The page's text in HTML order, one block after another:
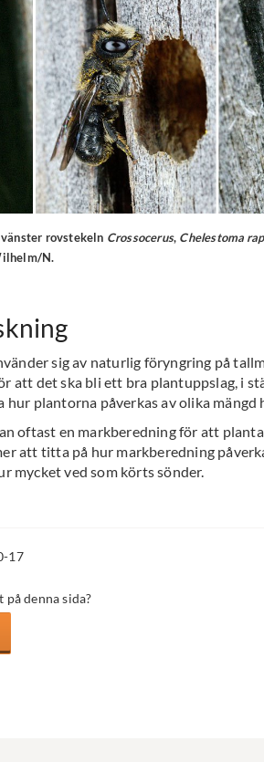
rovstekeln Crossocerus, Chelestoma
N.
sig av naturlig föryngring på
att det ska bli ett bra plantuppslag, i
plantorna påverkas av olika mängd
oftast en markberedning för att
att titta på hur markberedning
mycket ved som körts sönder.
17
denna sida?